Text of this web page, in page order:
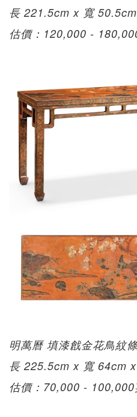
長 221.5cm x 寬
估價：120,000 -
明萬曆 填漆戧金花鳥紋
長 225.5cm x 寬 64cm
估價：70,000 - 100,000